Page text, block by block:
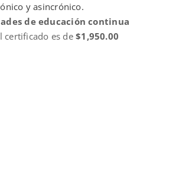
y asincrónico.
de educación continua
certificado es de$1,950.00